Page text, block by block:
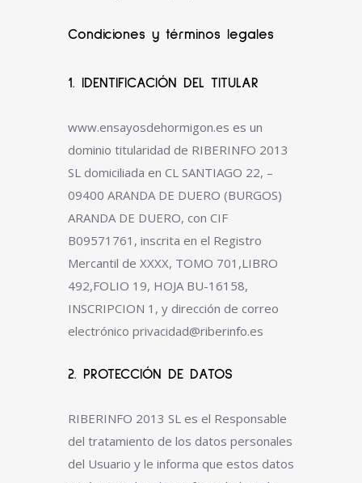
Condiciones y términos legales
1. IDENTIFICACIÓN DEL TITULAR
www.ensayosdehormigon.es es un
dominio titularidad de RIBERINFO 2013
SL domiciliada en CL SANTIAGO 22, –
09400 ARANDA DE DUERO (BURGOS)
ARANDA DE DUERO, con CIF
B09571761, inscrita en el Registro
Mercantil de XXXX, TOMO 701,LIBRO
492,FOLIO 19, HOJA BU-16158,
INSCRIPCION 1, y dirección de correo
electrónico privacidad@riberinfo.es
2. PROTECCIÓN DE DATOS
RIBERINFO 2013 SL es el Responsable
del tratamiento de los datos personales
del Usuario y le informa que estos datos